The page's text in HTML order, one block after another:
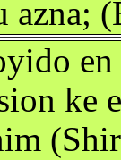
azna;
ke